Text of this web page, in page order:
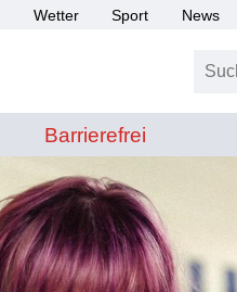
Wetter Sport News
Barrierefrei
Barrierefrei